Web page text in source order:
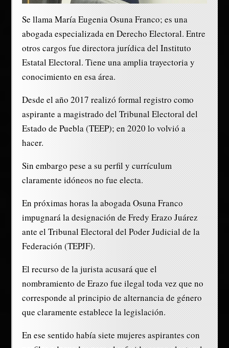
Se llama María Eugenia Osuna Franco; es una
abogada especializada en Derecho Electoral. Entre
otros cargos fue directora jurídica del Instituto
Estatal Electoral. Tiene una amplia trayectoria y
conocimiento en esa área.
Desde el año 2017 realizó formal registro como
aspirante a magistrado del Tribunal Electoral del
Estado de Puebla (TEEP); en 2020 lo volvió a
hacer.
Sin embargo pese a su perfil y currículum
claramente idóneos no fue electa.
En próximas horas la abogada Osuna Franco
impugnará la designación de Fredy Erazo Juárez
ante el Tribunal Electoral del Poder Judicial de la
Federación (TEPJF).
El recurso de la jurista acusará que el
nombramiento de Erazo fue ilegal toda vez que no
corresponde al principio de alternancia de género
que claramente establece la legislación.
En ese sentido había siete mujeres aspirantes con